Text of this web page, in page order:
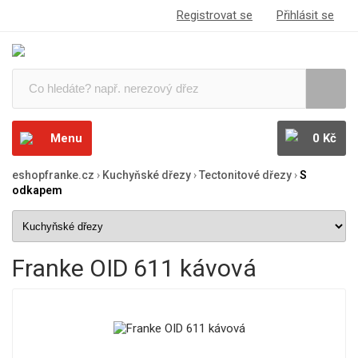
Registrovat se Přihlásit se
Menu 0 Kč
eshopfranke.cz › Kuchyňské dřezy›Tectonitové dřezy›S
odkapem
Franke OID 611 kávová